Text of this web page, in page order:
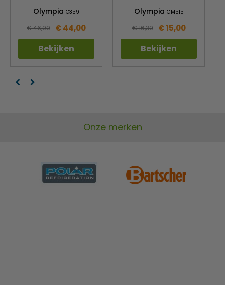
Olympia C359
€ 46,99 € 44,00
Bekijken
Olympia GM515
€ 16,39 € 15,00
Bekijken
Onze merken